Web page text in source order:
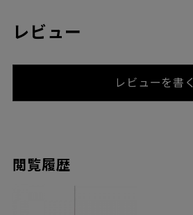
レビュー
レビューを書く
閲覧履歴